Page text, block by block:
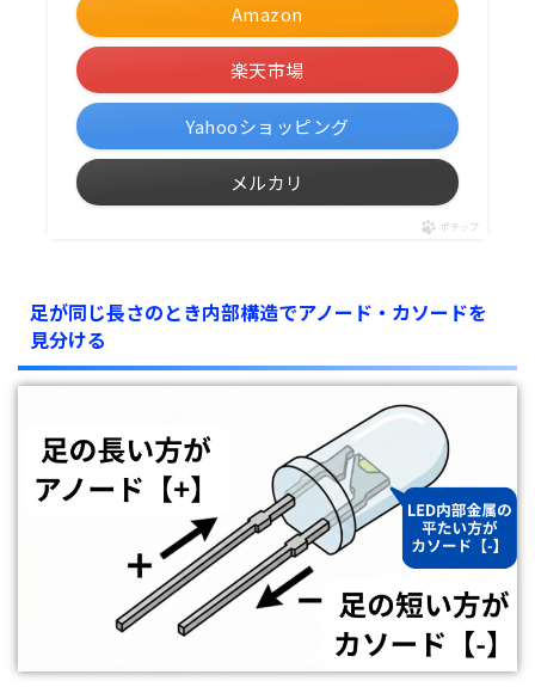
Amazon
楽天市場
Yahooショッピング
メルカリ
ポチップ
足が同じ長さのとき内部構造でアノード・カソードを
見分ける